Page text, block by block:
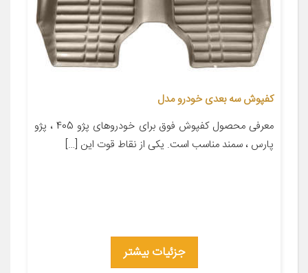
کفپوش سه بعدی خودرو مدل
معرفی محصول کفپوش فوق برای خودروهای پژو 405 ، پژو
پارس ، سمند مناسب است. یکی از نقاط قوت این […]
جزئیات بیشتر